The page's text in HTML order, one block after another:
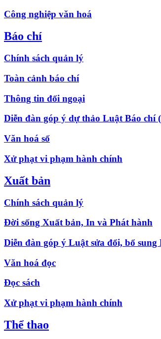
Công nghiệp văn hoá
Báo chí
Chính sách quản lý
Toàn cảnh báo chí
Thông tin đối ngoại
Diễn đàn góp ý dự thảo Luật Báo chí
Văn hoá số
Xử phạt vi phạm hành chính
Xuất bản
Chính sách quản lý
Đời sống Xuất bản, In và Phát hành
Diễn đàn góp ý Luật sửa đổi, bổ
Văn hoá đọc
Đọc sách
Xử phạt vi phạm hành chính
Thể thao